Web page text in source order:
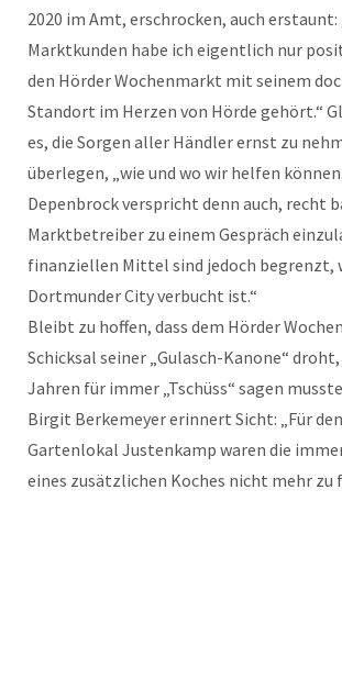
2020 im Amt, erschrocken, auch erstaunt:
Marktkunden habe ich eigentlich nur
den Hörder Wochenmarkt mit seinem
Standort im Herzen von Hörde gehört.“
es, die Sorgen aller Händler ernst zu
überlegen, „wie und wo wir helfen
Depenbrock verspricht denn auch, recht
Marktbetreiber zu einem Gespräch
finanziellen Mittel sind jedoch begrenzt,
Dortmunder City verbucht ist.“
Bleibt zu hoffen, dass dem Hörder
Schicksal seiner „Gulasch-Kanone“
Jahren für immer „Tschüss“ sagen
Birgit Berkemeyer erinnert Sicht: „Für
Gartenlokal Justenkamp waren die
eines zusätzlichen Koches nicht mehr zu